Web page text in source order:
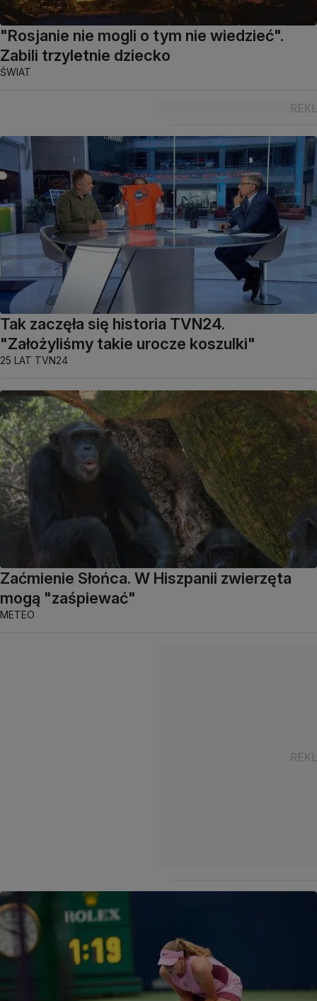
"Rosjanie nie mogli o tym nie wiedzieć".
Zabili trzyletnie dziecko
ŚWIAT
Tak zaczęła się historia TVN24.
"Założyliśmy takie urocze koszulki"
25 LAT TVN24
Zaćmienie Słońca. W Hiszpanii zwierzęta
mogą "zaśpiewać"
METEO